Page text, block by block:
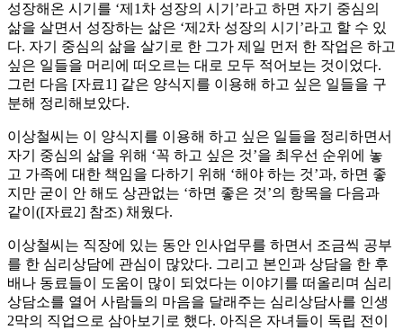
성장해온 시기를 ‘제1차 성장의 시기’라고 하면 자기 중심의
삶을 살면서 성장하는 삶은 ‘제2차 성장의 시기’라고 할 수 있
다. 자기 중심의 삶을 살기로 한 그가 제일 먼저 한 작업은 하고
싶은 일들을 머리에 떠오르는 대로 모두 적어보는 것이었다.
그런 다음 [자료1] 같은 양식지를 이용해 하고 싶은 일들을 구
분해 정리해보았다.
이상철씨는 이 양식지를 이용해 하고 싶은 일들을 정리하면서
자기 중심의 삶을 위해 ‘꼭 하고 싶은 것’을 최우선 순위에 놓
고 가족에 대한 책임을 다하기 위해 ‘해야 하는 것’과, 하면 좋
지만 굳이 안 해도 상관없는 ‘하면 좋은 것’의 항목을 다음과
같이([자료2] 참조) 채웠다.
이상철씨는 직장에 있는 동안 인사업무를 하면서 조금씩 공부
를 한 심리상담에 관심이 많았다. 그리고 본인과 상담을 한 후
배나 동료들이 도움이 많이 되었다는 이야기를 떠올리며 심리
상담소를 열어 사람들의 마음을 달래주는 심리상담사를 인생
2막의 직업으로 삼아보기로 했다. 아직은 자녀들이 독립 전이